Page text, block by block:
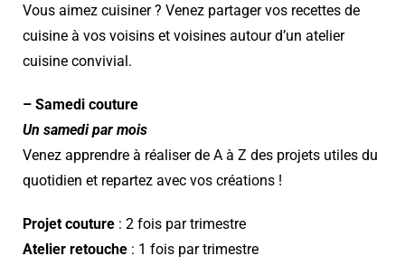
Vous aimez cuisiner ? Venez partager vos recettes de
cuisine à vos voisins et voisines autour d’un atelier
cuisine convivial.
– Samedi couture
Un samedi par mois
Venez apprendre à réaliser de A à Z des projets utiles du
quotidien et repartez avec vos créations !
Projet couture : 2 fois par trimestre
Atelier retouche : 1 fois par trimestre